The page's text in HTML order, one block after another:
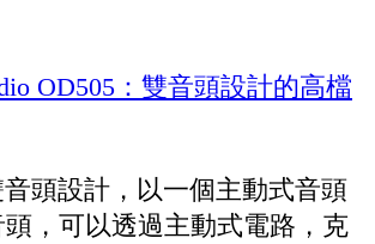
音頭設計，以一個主動式音頭
，可以透過主動式電路，克